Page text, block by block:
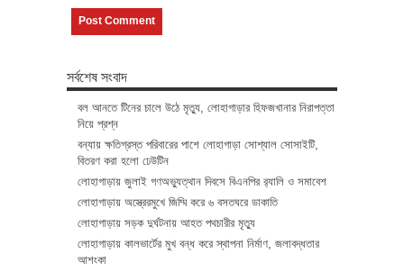
সর্বশেষ সংবাদ
বল আনতে টিনের চালে উঠে মৃত্যু, লোহাগাড়ার হিফজখানার নিরাপত্তা
নিয়ে প্রশ্ন
বন্যায় ক্ষতিগ্রস্ত পরিবারের পাশে লোহাগাড়া সোশ্যাল সোসাইটি,
বিতরণ করা হলো ঢেউটিন
লোহাগাড়ায় জুলাই গণঅভ্যুত্থান দিবসে বিএনপির র‌্যালি ও সমাবেশ
লোহাগাড়ায় অস্ত্রেরমুখে জিম্মি করে ৬ বসতঘরে ডাকাতি
লোহাগাড়ায় সড়ক দুর্ঘটনায় আহত পথচারীর মৃত্যু
লোহাগাড়ায় কালভার্টের মুখ বন্ধ করে স্থাপনা নির্মাণ, জলাবদ্ধতার
আশংকা